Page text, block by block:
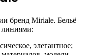
бренд Miriale. Бельё
линиями:
элегантное;